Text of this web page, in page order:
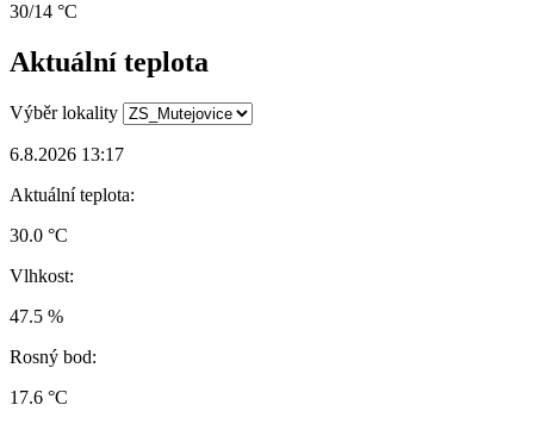
30/14 °C
Aktuální teplota
Výběr lokality
6.8.2026 13:17
Aktuální teplota:
30.0 °C
Vlhkost:
47.5 %
Rosný bod:
17.6 °C